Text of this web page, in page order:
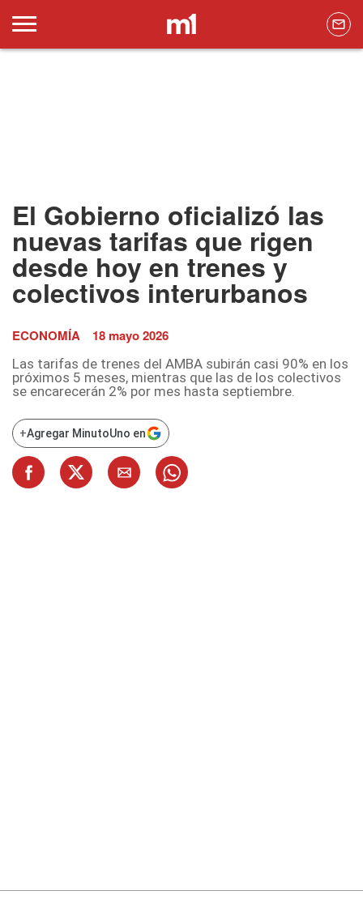
El Gobierno oficializó las
nuevas tarifas que rigen
desde hoy en trenes y
colectivos interurbanos
ECONOMÍA 18 mayo 2026
Las tarifas de trenes del AMBA subirán casi 90% en los
próximos 5 meses, mientras que las de los colectivos
se encarecerán 2% por mes hasta septiembre.
+Agregar MinutoUno en